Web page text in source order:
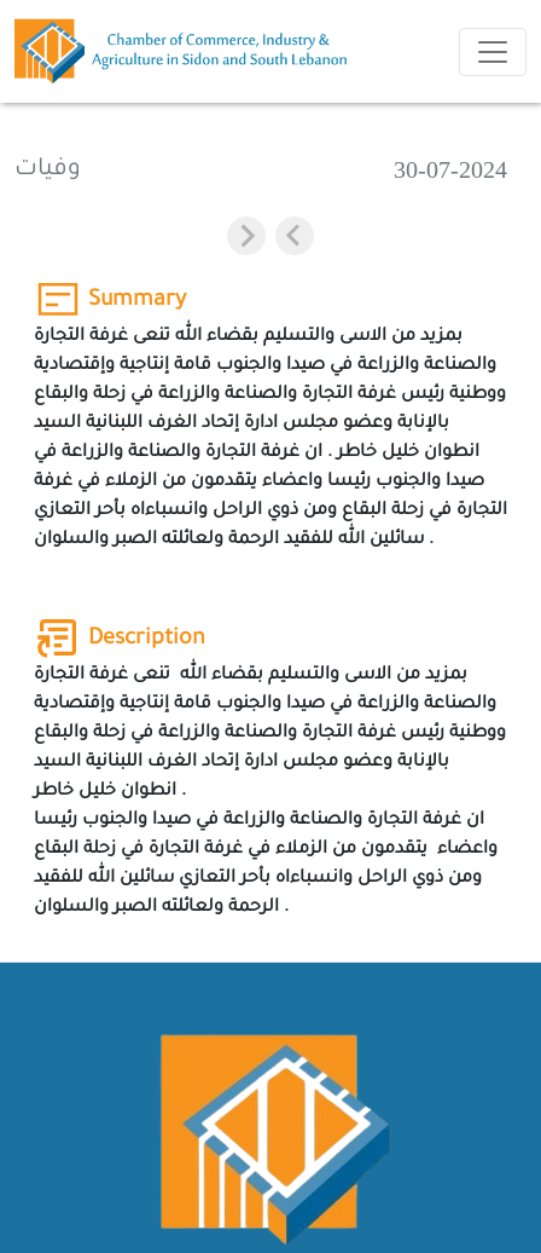
وفيات 30-07-2024
Summary
بمزيد من الاسى والتسليم بقضاء الله تنعى غرفة التجارة
والصناعة والزراعة في صيدا والجنوب قامة إنتاجية وإقتصادية
ووطنية رئيس غرفة التجارة والصناعة والزراعة في زحلة والبقاع
بالإنابة وعضو مجلس ادارة إتحاد الغرف اللبنانية السيد
انطوان خليل خاطر . ان غرفة التجارة والصناعة والزراعة في
صيدا والجنوب رئيسا واعضاء يتقدمون من الزملاء في غرفة
التجارة في زحلة البقاع ومن ذوي الراحل وانسباءاه بأحر التعازي
سائلين الله للفقيد الرحمة ولعائلته الصبر والسلوان .
Description
بمزيد من الاسى والتسليم بقضاء الله تنعى غرفة التجارة
والصناعة والزراعة في صيدا والجنوب قامة إنتاجية وإقتصادية
ووطنية رئيس غرفة التجارة والصناعة والزراعة في زحلة والبقاع
بالإنابة وعضو مجلس ادارة إتحاد الغرف اللبنانية السيد
انطوان خليل خاطر .
ان غرفة التجارة والصناعة والزراعة في صيدا والجنوب رئيسا
واعضاء يتقدمون من الزملاء في غرفة التجارة في زحلة البقاع
ومن ذوي الراحل وانسباءاه بأحر التعازي سائلين الله للفقيد
الرحمة ولعائلته الصبر والسلوان .